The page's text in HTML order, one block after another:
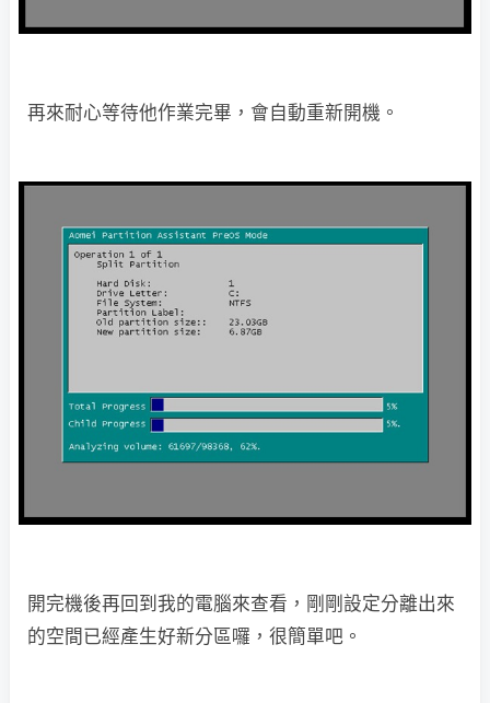
再來耐心等待他作業完畢，會自動重新開機。
開完機後再回到我的電腦來查看，剛剛設定分離出來
的空間已經產生好新分區囉，很簡單吧。